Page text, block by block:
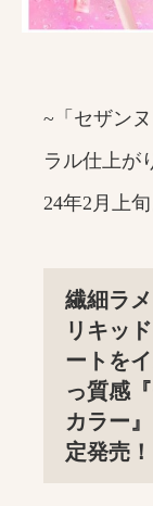
~「セザン
ラル仕上が
24年2月上
繊細ラ
リキッ
ートを
っ質感
カラー
定発売！